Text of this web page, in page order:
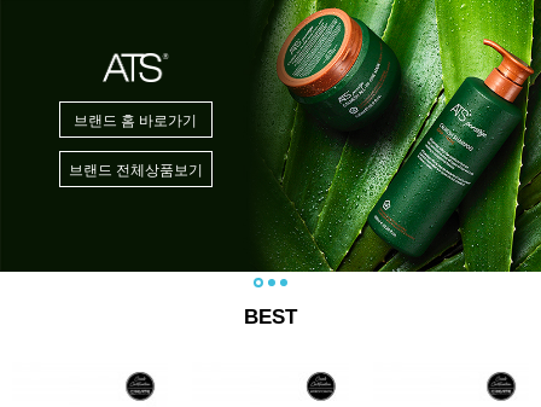
브랜드 홈 바로가기
브랜드 전체상품보기
BEST